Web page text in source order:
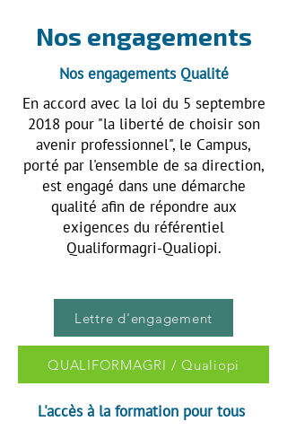
Nos engagements
Nos engagements Qualité
En accord avec la loi du 5 septembre
2018 pour "la liberté de choisir son
avenir professionnel", le Campus,
porté par l'ensemble de sa direction,
est engagé dans une démarche
qualité afin de répondre aux
exigences du référentiel
Qualiformagri-Qualiopi.
Lettre d'engagement
QUALIFORMAGRI / Qualiopi
L'accès à la formation pour tous